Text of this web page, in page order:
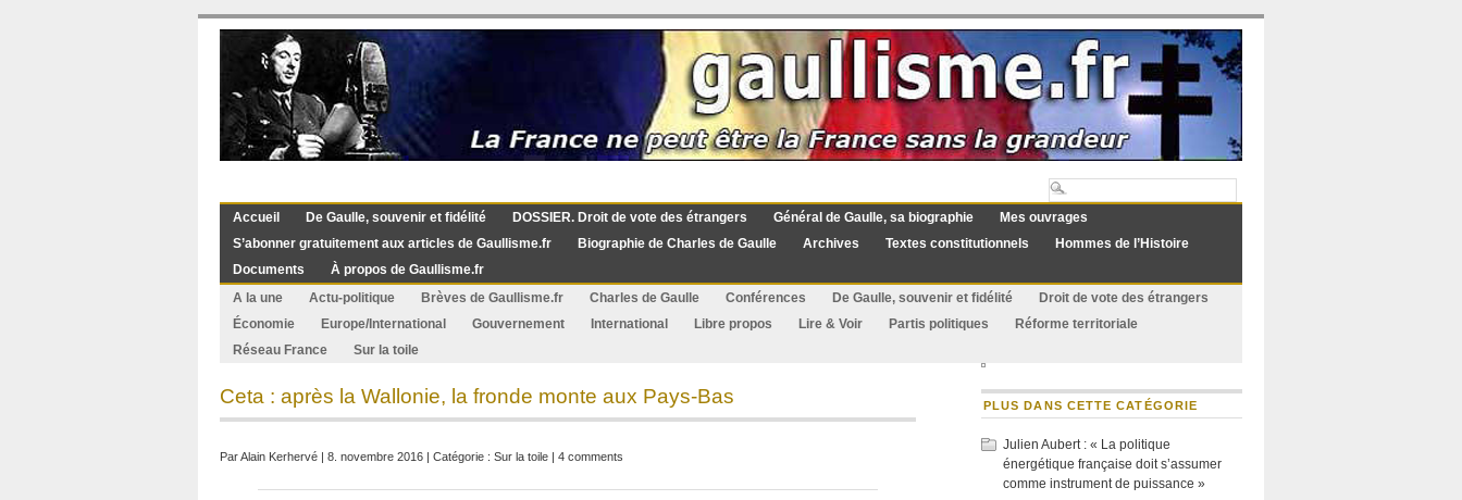
Accueil De Gaulle, souvenir et fidélité DOSSIER. Droit de vote des étrangers Général de Gaulle, sa biographie
Mes ouvrages
S’abonner gratuitement aux articles de Gaullisme.fr
Biographie de Charles de Gaulle Archives Textes constitutionnels
Hommes de l’Histoire
Documents
À propos de Gaullisme.fr
A la une
Actu-politique Brèves de Gaullisme.fr Charles de Gaulle Conférences De Gaulle, souvenir et fidélité
Droit de vote des étrangers
Économie
Europe/International Gouvernement International Libre propos Lire & Voir Partis politiques
Réforme territoriale
Réseau France
Sur la toile
Ceta : après la Wallonie, la fronde monte aux Pays-Bas
ParAlain Kerhervé | 8. novembre 2016 | Catégorie : Sur la toile | 4 comments
PLUS DANS CETTE CATÉGORIE
Julien Aubert : « La politique
énergétique française doit s’assumer
comme instrument de puissance »